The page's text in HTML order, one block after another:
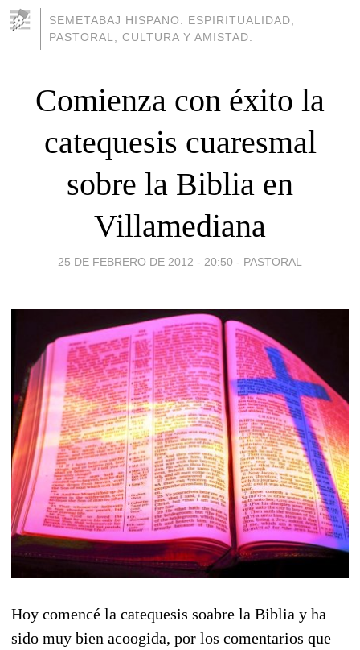
SEMETABAJ HISPANO: ESPIRITUALIDAD,
PASTORAL, CULTURA Y AMISTAD.
Comienza con éxito la
catequesis cuaresmal
sobre la Biblia en
Villamediana
25 DE FEBRERO DE 2012 - 20:50 - PASTORAL
Hoy comencé la catequesis soabre la Biblia y ha
sido muy bien acoogida, por los comentarios que